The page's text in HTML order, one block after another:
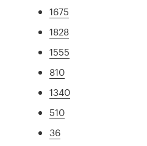
1675
1828
1555
810
1340
510
36